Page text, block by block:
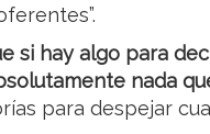
si hay algo para
nada
para despejar